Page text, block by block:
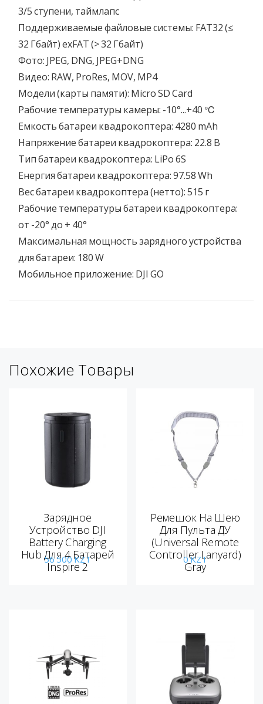
3/5 ступени, таймлапс
Поддерживаемые файловые системы: FAT32 (≤
32 Гбайт) exFAT (> 32 Гбайт)
Фото: JPEG, DNG, JPEG+DNG
Видео: RAW, ProRes, MOV, MP4
Модели (карты памяти): Micro SD Card
Рабочие температуры камеры: -10°...+40 ℃
Емкость батареи квадрокоптера: 4280 mAh
Напряжение батареи квадрокоптера: 22.8 В
Тип батареи квадрокоптера: LiPo 6S
Енергия батареи квадрокоптера: 97.58 Wh
Вес батареи квадрокоптера (нетто): 515 г
Рабочие температуры батареи квадрокоптера:
от -20° до + 40°
Максимальная мощность зарядного устройства
для батареи: 180 W
Мобильное приложение: DJI GO
Похожие Товары
Зарядное
Устройство DJI
Battery Charging
Hub Для 4 Батарей
Inspire 2
56 500KZT
Ремешок На Шею
Для Пульта ДУ
(Universal Remote
Controller Lanyard)
Gray
0KZT